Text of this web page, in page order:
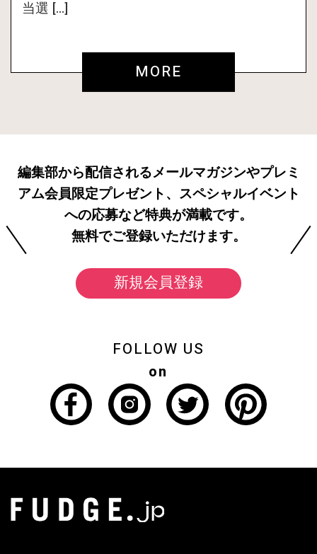
当選 […]
MORE
編集部から配信されるメールマガジンやプレミ
アム会員限定プレゼント、スペシャルイベント
への応募など特典が満載です。
無料でご登録いただけます。
新規会員登録
FOLLOW US
on